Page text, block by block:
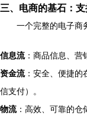
三、电商的基石：
一个完整的电子商
信息流：商品信息、营
资金流：安全、便捷的
信支付）。
物流：高效、可靠的仓